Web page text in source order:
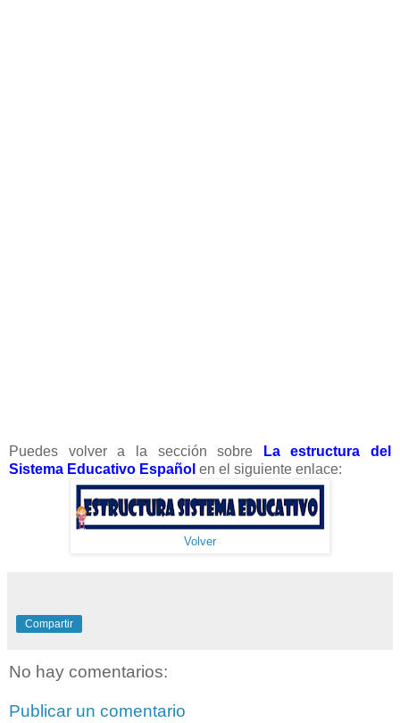
Puedes volver a la sección sobre
La estructura del
Sistema Educativo Español en el siguiente enlace:
Volver
Compartir
No hay comentarios:
Publicar un comentario